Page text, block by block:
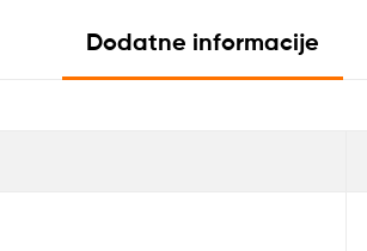
Dodatne informacije